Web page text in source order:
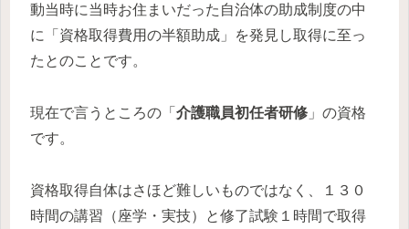
動当時に当時お住まいだった自治体の助成制度の中
に「資格取得費用の半額助成」を発見し取得に至っ
たとのことです。
現在で言うところの「 介護職員初任者研修 」の資格
です。
資格取得自体はさほど難しいものではなく、１３０
時間の講習（座学・実技）と修了試験１時間で取得